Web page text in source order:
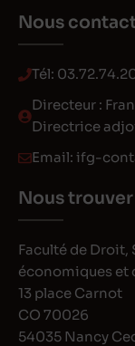
Nous
Tél:
Directeur :
Directrice
Email: ifg-
Nous trouver
Faculté de Droit,
économiques et
13 place Carnot
CO 70026
54035 Nancy